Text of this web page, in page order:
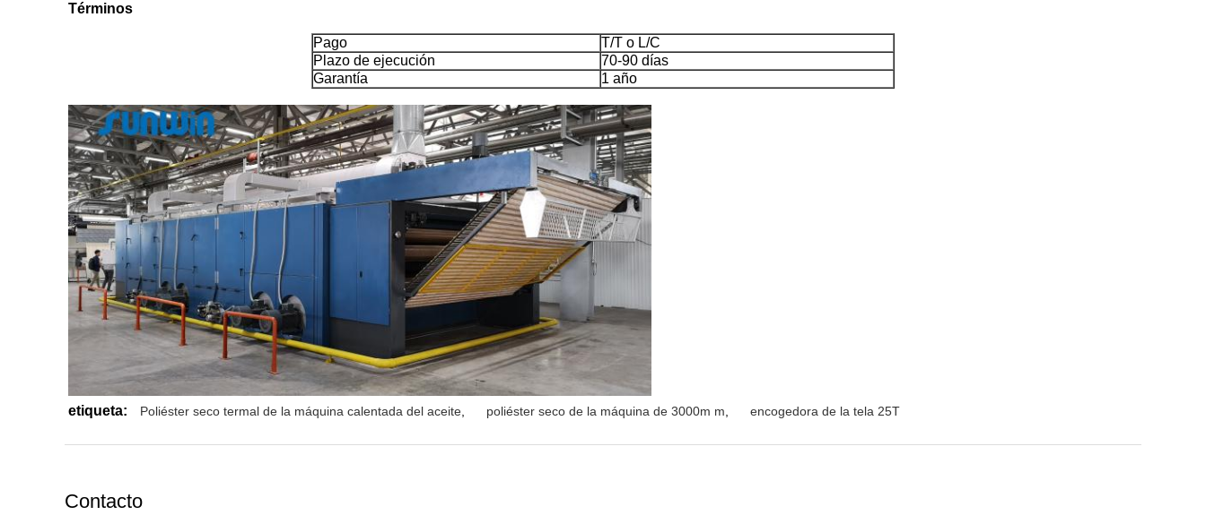
Términos
Pago
T/T o L/C
Plazo de ejecución
70-90 días
Garantía
1 año
etiqueta: Poliéster seco termal de la máquina calentada del aceite poliéster seco de la máquina de 3000m m encogedora de la tela 25T
Contacto